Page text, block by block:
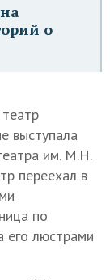
о
выступала
им. М.Н.
переехал в
по
его люстрами